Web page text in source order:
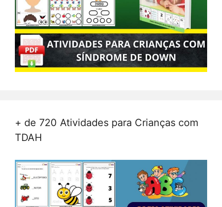
+ de 720 Atividades para Crianças com
TDAH